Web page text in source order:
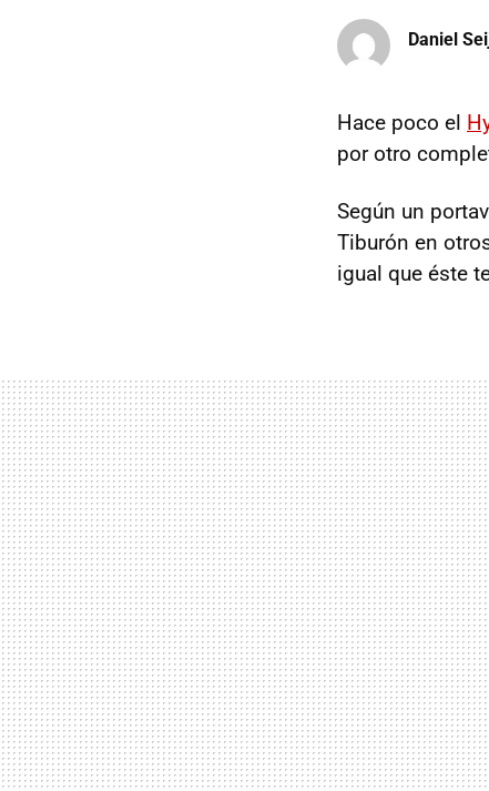
Daniel
Hace poco el
por otro
Según un
Tiburón en
igual que éste